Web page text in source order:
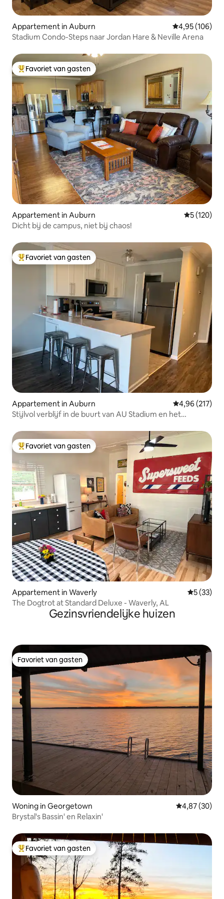
Appartement in Auburn Gemiddelde
4,95 (106)
Stadium Condo-Steps naar Jordan Hare & Neville Arena
Topfavoriet van gasten
Favoriet van gasten
Appartement in Auburn
5 (120)
Dicht bij de campus, niet bij chaos!
Topfavoriet van gasten
Favoriet van gasten
Appartement in Auburn Gemiddelde
4,96 (217)
Stijlvol verblijf in de buurt van AU Stadium en het
Topfavoriet van gasten
Favoriet van gasten
Appartement in Waverly
5 (33)
The Dogtrot at Standard Deluxe - Waverly, AL
Gezinsvriendelijke huizen
Favoriet van gasten
Favoriet van gasten
Woning in Georgetown Gemiddelde
4,87 (30)
Brystal's Bassin' en Relaxin'
Topfavoriet van gasten
Favoriet van gasten